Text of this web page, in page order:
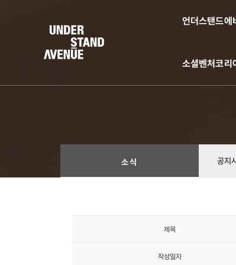
언더스탠드에
소셜벤처코리
소식 공지
제목
작성일자